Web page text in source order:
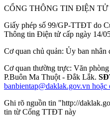
CỔNG THÔNG TIN ĐIỆN
Giấy phép số 99/GP-TTĐT do
Thông tin Điện tử cấp ngày 14/
Cơ quan chủ quản: Ủy ban
Cơ quan thường trực: Văn
P.Buôn Ma Thuột - Đắk Lắk.
banbientap@daklak.gov.vn
Ghi rõ nguồn tin "http://
tin từ Cổng TTĐT này